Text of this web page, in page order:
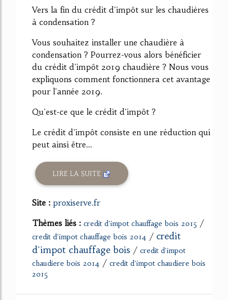
Vers la fin du crédit d'impôt sur les chaudières
à condensation ?
Vous souhaitez installer une chaudière à
condensation ? Pourrez-vous alors bénéficier
du crédit d'impôt 2019 chaudière ? Nous vous
expliquons comment fonctionnera cet avantage
pour l'année 2019.
Qu'est-ce que le crédit d'impôt ?
Le crédit d'impôt consiste en une réduction qui
peut ainsi être...
LIRE LA SUITE
Site : proxiserve.fr
Thèmes liés : credit d'impot chauffage bois 2015 /
credit d'impot chauffage bois 2014 / credit
d'impot chauffage bois / credit d'impot
chaudiere bois 2014 / credit d'impot chaudiere bois
2015